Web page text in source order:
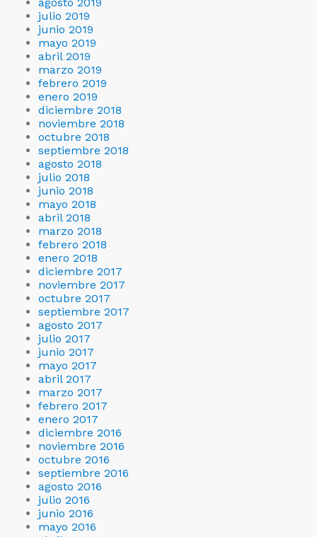
julio 2019
junio 2019
mayo 2019
abril 2019
marzo 2019
febrero 2019
enero 2019
diciembre 2018
noviembre 2018
octubre 2018
septiembre 2018
agosto 2018
julio 2018
junio 2018
mayo 2018
abril 2018
marzo 2018
febrero 2018
enero 2018
diciembre 2017
noviembre 2017
octubre 2017
septiembre 2017
agosto 2017
julio 2017
junio 2017
mayo 2017
abril 2017
marzo 2017
febrero 2017
enero 2017
diciembre 2016
noviembre 2016
octubre 2016
septiembre 2016
agosto 2016
julio 2016
junio 2016
mayo 2016